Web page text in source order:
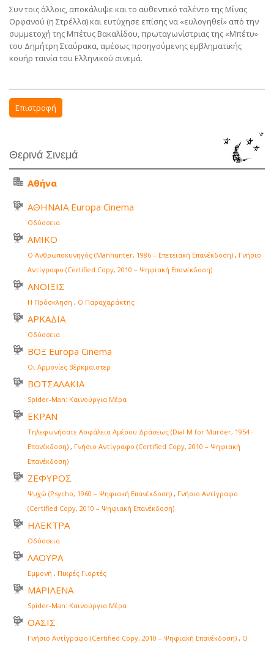
Συν τοις άλλοις, αποκάλυψε και το αυθεντικό ταλέντο της Μίνας
Ορφανού (η Στρέλλα) και ευτύχησε επίσης να «ευλογηθεί» από την
συμμετοχή της Μπέτυς Βακαλίδου, πρωταγωνίστριας της «Μπέτυ»
του Δημήτρη Σταύρακα, αμέσως προηγούμενης εμβληματικής
κουήρ ταινία του Ελληνικού σινεμά.
Επιστροφή
Θερινά Σινεμά
Αθήνα
ΑΘΗΝΑΙΑ Europa Cinema
Οδύσσεια
ΑΜΙΚΟ
Ο Ανθρωποκυνηγός (Manhunter, 1986 – Επετειακή Επανέκδοση) , Γνήσιο
Αντίγραφο (Certified Copy, 2010 – Ψηφιακή Επανέκδοση)
ΑΝΟΙΞΙΣ
Η Πρόσκληση , Ο Παραχαράκτης
ΑΡΚΑΔΙΑ
Οδύσσεια
ΒΟΞ Europa Cinema
Οι Αρμονίες Βέρκμαϊστερ
ΒΟΤΣΑΛΑΚΙΑ
Spider-Man: Καινούργια Μέρα
ΕΚΡΑΝ
Τηλεφωνήσατε Ασφάλεια Αμέσου Δράσεως (Dial M for Murder, 1954 -
Επανέκδοση) , Γνήσιο Αντίγραφο (Certified Copy, 2010 – Ψηφιακή
Επανέκδοση)
ΖΕΦΥΡΟΣ
Ψυχώ (Psycho, 1960 – Ψηφιακή Επανέκδοση) , Γνήσιο Αντίγραφο
(Certified Copy, 2010 – Ψηφιακή Επανέκδοση)
ΗΛΕΚΤΡΑ
Οδύσσεια
ΛΑΟΥΡΑ
Εμμονή , Πικρές Γιορτές
ΜΑΡΙΛΕΝΑ
Spider-Man: Καινούργια Μέρα
ΟΑΣΙΣ
Γνήσιο Αντίγραφο (Certified Copy, 2010 – Ψηφιακή Επανέκδοση) , Ο